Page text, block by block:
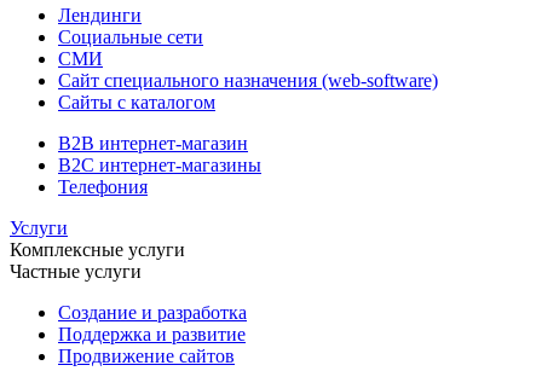
Лендинги
Социальные сети
СМИ
Сайт специального назначения (web-software)
Сайты с каталогом
B2B интернет-магазин
B2C интернет-магазины
Телефония
Услуги
Комплексные услуги
Частные услуги
Создание и разработка
Поддержка и развитие
Продвижение сайтов